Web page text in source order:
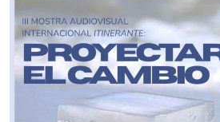
Ministério do Meio Ambiente
Ministério do Turismo
Ministério do Desenvolvimento Regional